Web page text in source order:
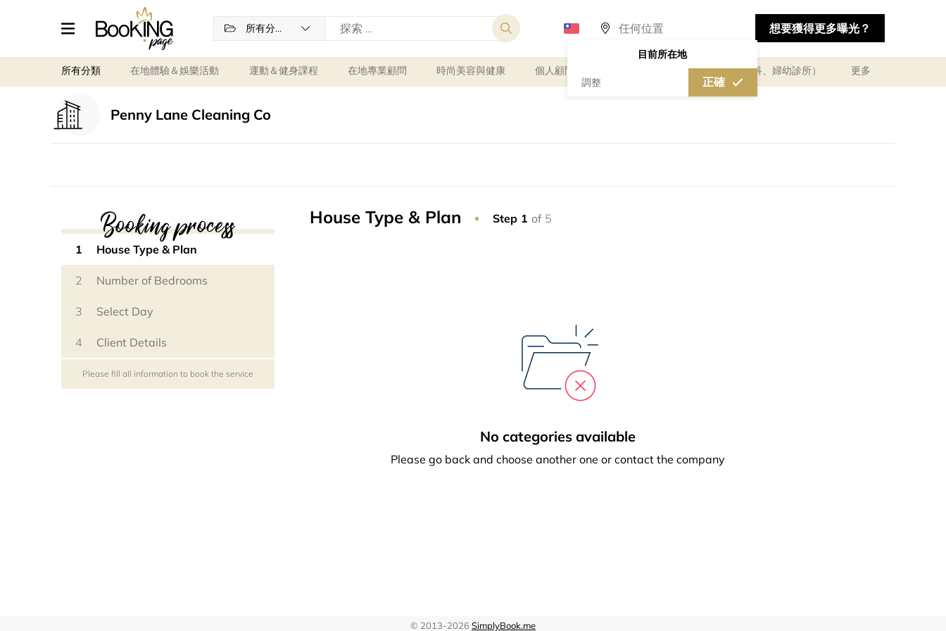
所有分類
目前所在地
調整 正確
想要獲得更多曝光？
所有分類 在地體驗＆娛樂活動 運動＆健身課程 在地專業顧問 時尚美容與健康 個人顧問 醫療診所（婦產科、婦幼診所） 更多